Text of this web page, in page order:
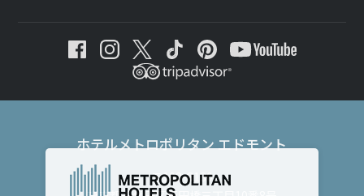
ホテルメトロポリタン エドモント
〒102-8130